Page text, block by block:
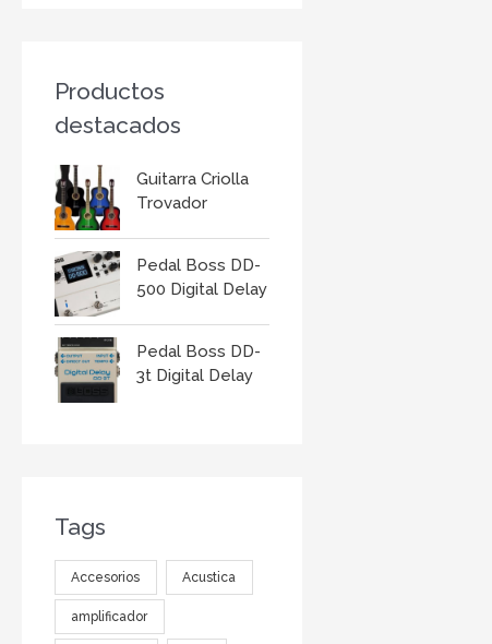
Productos
destacados
Guitarra Criolla
Trovador
Pedal Boss DD-
500 Digital Delay
Pedal Boss DD-
3t Digital Delay
Tags
Accesorios Acustica
amplificador